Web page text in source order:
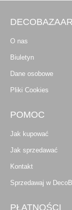
DECOBAZAAR
O nas
Biuletyn
Dane osobowe
Pliki Cookies
POMOC
Jak kupować
Jak sprzedawać
Kontakt
Sprzedawaj w
PŁATNOŚCI